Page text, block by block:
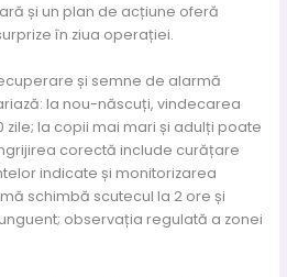
și un plan de acțiune oferă
în ziua operației.
și semne de alarmă
la nou-născuți, vindecarea
zile; la copii mai mari și adulți poate
corectă include curățare
indicate și monitorizarea
schimbă scutecul la 2 ore și
observația regulată a zonei